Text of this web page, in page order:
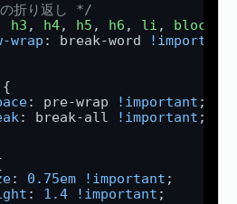
折り返し */
h3 , h4, h5 , h6 , li ,
wrap : break-word !important
{
: pre-wrap !important ;
: break-all !important ;
: 0.75em !important ;
: 1.4 !important ;